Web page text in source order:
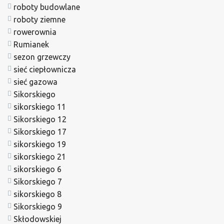
roboty budowlane
roboty ziemne
rowerownia
Rumianek
sezon grzewczy
sieć ciepłownicza
sieć gazowa
Sikorskiego
sikorskiego 11
Sikorskiego 12
Sikorskiego 17
sikorskiego 19
sikorskiego 21
sikorskiego 6
Sikorskiego 7
sikorskiego 8
Sikorskiego 9
Skłodowskiej